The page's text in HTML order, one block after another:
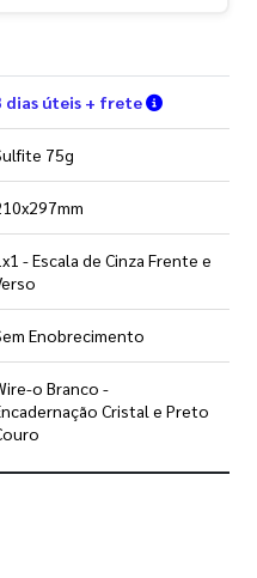
dias úteis + frete Verifique
75g
- Escala de Cinza Frente e
Enobrecimento
o Branco -
Cristal e Preto
os nossos gabaritos